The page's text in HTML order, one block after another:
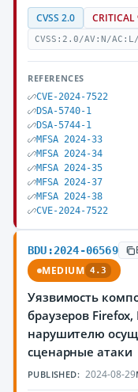
CVSS 2.0 CRITICAL
CVSS:2.0/AV:N/
REFERENCES
CVE-2024-7522
DSA-5740-1
DSA-5744-1
MFSA 2024-33
MFSA 2024-34
MFSA 2024-35
MFSA 2024-37
MFSA 2024-38
CVE-2024-7522
BDU:2024-06569
MEDIUM 4.3
Уязвимость
браузеров
нарушителю
сценарные атаки
PUBLISHED: 2024-08-29